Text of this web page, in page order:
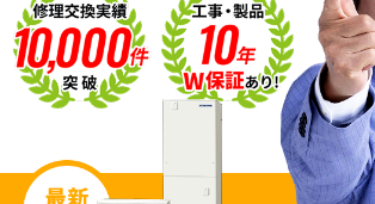
よくある質問
SNSアカウント